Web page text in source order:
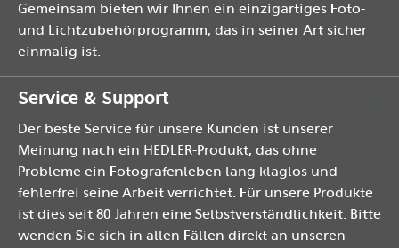
Gemeinsam bieten wir Ihnen ein einzigartiges Foto-
und Lichtzubehörprogramm, das in seiner Art sicher
einmalig ist.
Service & Support
Der beste Service für unsere Kunden ist unserer
Meinung nach ein HEDLER-Produkt, das ohne
Probleme ein Fotografenleben lang klaglos und
fehlerfrei seine Arbeit verrichtet. Für unsere Produkte
ist dies seit 80 Jahren eine Selbstverständlichkeit. Bitte
wenden Sie sich in allen Fällen direkt an unseren